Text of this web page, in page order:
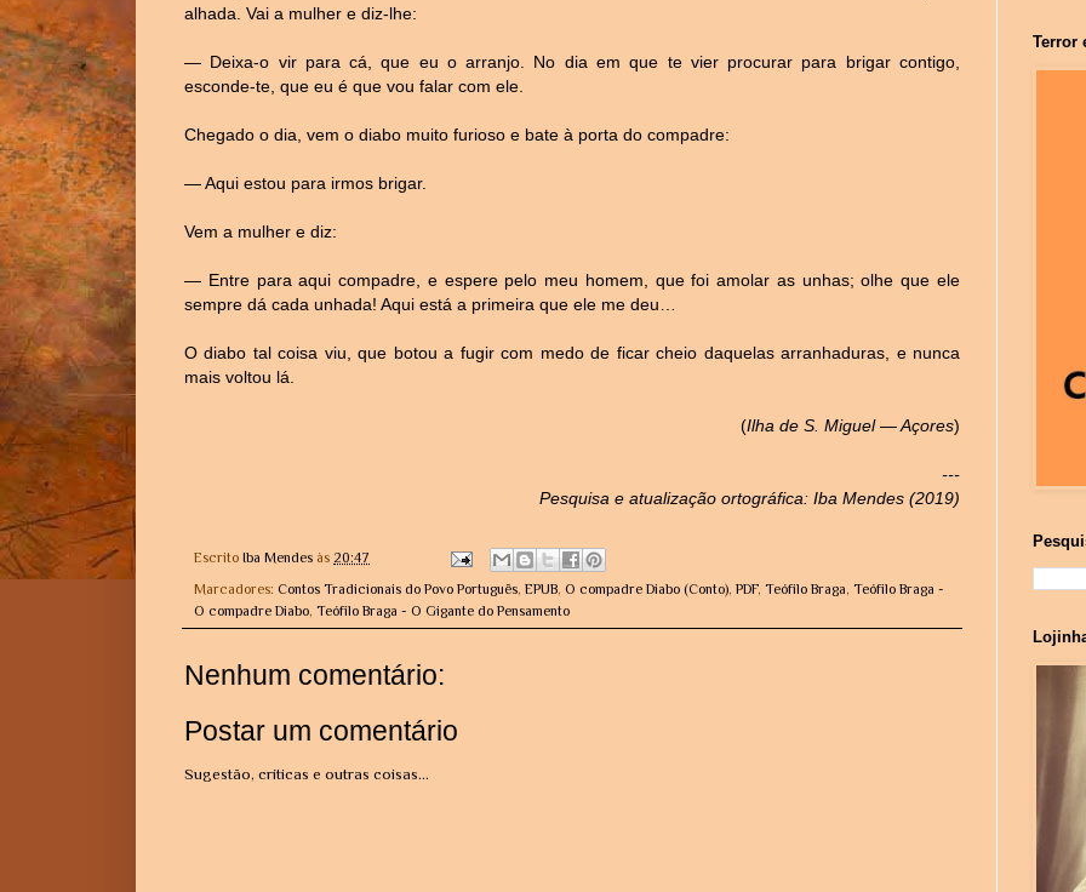
alhada. Vai a mulher e diz-lhe:
— Deixa-o vir para cá, que eu o arranjo. No dia em que te vier procurar para brigar contigo,
esconde-te, que eu é que vou falar com ele.
Chegado o dia, vem o diabo muito furioso e bate à porta do compadre:
— Aqui estou para irmos brigar.
Vem a mulher e diz:
— Entre para aqui compadre, e espere pelo meu homem, que foi amolar as unhas; olhe que ele
sempre dá cada unhada! Aqui está a primeira que ele me deu…
O diabo tal coisa viu, que botou a fugir com medo de ficar cheio daquelas arranhaduras, e nunca
mais voltou lá.
(Ilha de S. Miguel — Açores)
---
Pesquisa e atualização ortográfica: Iba Mendes (2019)
Escrito Iba Mendes às 20:47
Marcadores: Contos Tradicionais do Povo Português, EPUB, O compadre Diabo (Conto), PDF, Teófilo Braga, Teófilo Braga -
O compadre Diabo, Teófilo Braga - O Gigante do Pensamento
Nenhum comentário:
Postar um comentário
Sugestão, críticas e outras coisas...
Terror